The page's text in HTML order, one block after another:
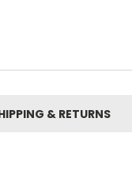
& RETURNS